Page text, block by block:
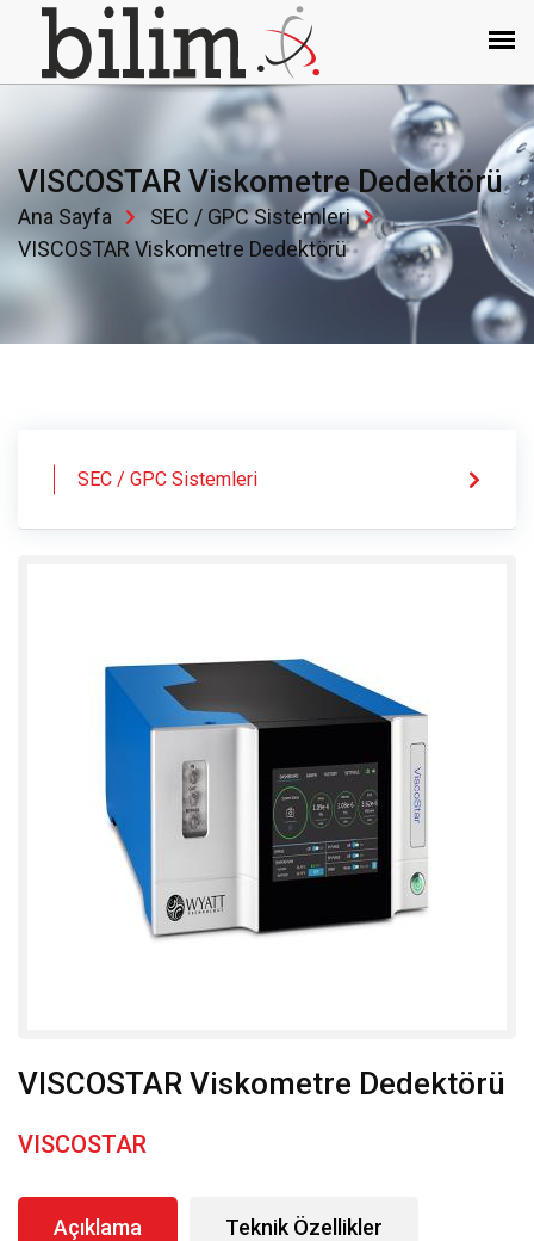
VISCOSTAR Viskometre Dedektörü
Ana Sayfa
SEC / GPC Sistemleri
VISCOSTAR Viskometre Dedektörü
SEC / GPC Sistemleri
VISCOSTAR Viskometre Dedektörü
VISCOSTAR
Açıklama Teknik Özellikler